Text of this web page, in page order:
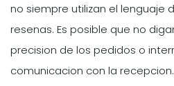
no siempre utilizan el lenguaje
resenas. Es posible que no
precision de los pedidos o
comunicacion con la